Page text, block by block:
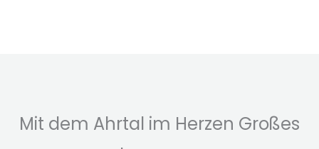
Mit dem Ahrtal im Herzen Großes